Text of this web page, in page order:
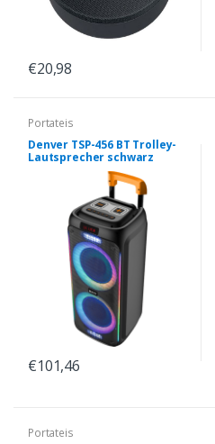
€20,98
Portateis
Denver TSP-456 BT Trolley-
Lautsprecher schwarz
€101,46
Portateis